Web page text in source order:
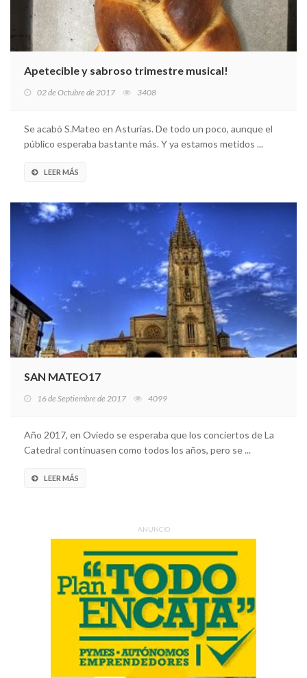
Apetecible y sabroso trimestre musical!
02 de Octubre de 2017 3408
Se acabó S.Mateo en Asturias. De todo un poco, aunque el
público esperaba bastante más. Y ya estamos metidos ...
LEER MÁS
SAN MATEO17
16 de Septiembre de 2017 4099
Año 2017, en Oviedo se esperaba que los conciertos de La
Catedral continuasen como todos los años, pero se ...
LEER MÁS
ANUNCIO